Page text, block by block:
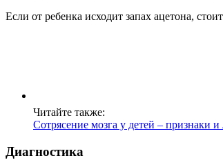
Если от ребенка исходит запах ацетона,
Читайте также:
Сотрясение мозга у детей – признаки и
Диагностика